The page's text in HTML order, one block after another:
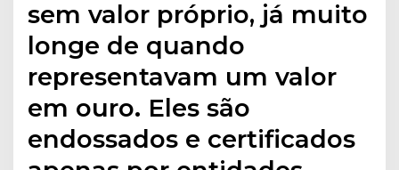
sem valor próprio, já muito
longe de quando
representavam um valor
em ouro. Eles são
endossados e certificados